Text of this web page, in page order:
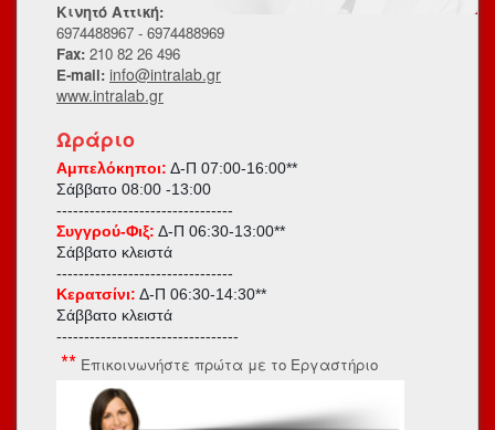
Κινητό Αττική:
6974488967 - 6974488969
Fax: 210 82 26 496
E-mail: info@intralab.gr
www.intralab.gr
Ωράριο
Αμπελόκηποι: Δ-Π 07:00-16:00**
Σάββατο 08:00 -13:00
--------------------------------
Συγγρού-Φιξ: Δ-Π 06:30-13:00**
Σάββατο κλειστά
--------------------------------
Κερατσίνι: Δ-Π 06:30-14:30**
Σάββατο κλειστά
---------------------------------
** Επικοινωνήστε πρώτα με το Εργαστήριο